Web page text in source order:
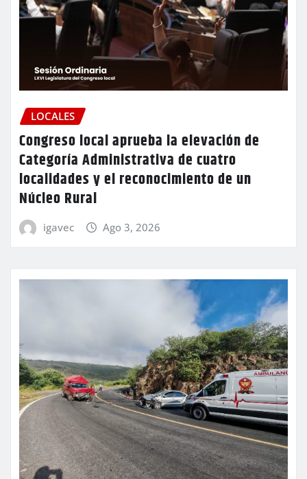
LOCALES
Congreso local aprueba la elevación de
Categoría Administrativa de cuatro
localidades y el reconocimiento de un
Núcleo Rural
igavec Ago 3, 2026